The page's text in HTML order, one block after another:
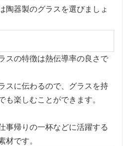
陶器製のグラスを選びましょ
スの特徴は熱伝導率の良さで
スに伝わるので、グラスを持
も楽しむことができます。
事帰りの一杯などに活躍する
材です。